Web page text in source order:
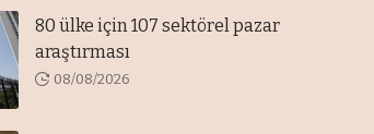
80 ülke için 107 sektörel pazar
araştırması
08/08/2026